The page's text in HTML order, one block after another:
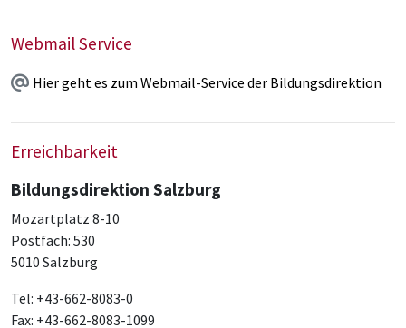
Webmail Service
Hier geht es zum Webmail-Service der Bildungsdirektion
Erreichbarkeit
Bildungsdirektion Salzburg
Mozartplatz 8-10
Postfach: 530
5010 Salzburg
Tel: +43-662-8083-0
Fax: +43-662-8083-1099